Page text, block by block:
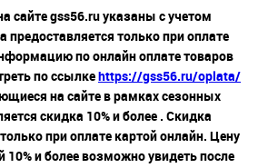
сайте gss56.ru указаны с учетом
предоставляется только при оплате
по онлайн оплате товаров
по ссылкеhttps://gss56.ru/oplata/
на сайте в рамках сезонных
скидка 10% и более . Скидка
при оплате картой онлайн. Цену
10% и более возможно увидеть после